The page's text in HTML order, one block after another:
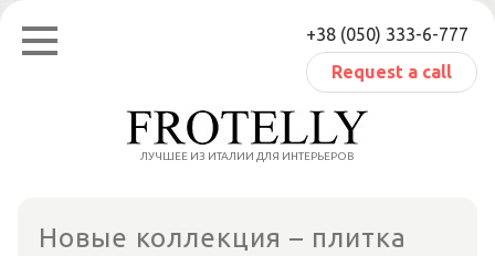
Skip
content
+38 (050) 333-6-777
Request a call
ЛУЧШЕЕ ИЗ ИТАЛИИ ДЛЯ ИНТЕРЬЕРОВ
Новые коллекция – плитка